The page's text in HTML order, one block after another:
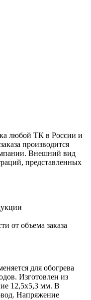
любой ТК в России и
производится
Внешний вид
представленных
от объема заказа
для обогрева
Изготовлен из
12,5x5,3 мм. В
Напряжение